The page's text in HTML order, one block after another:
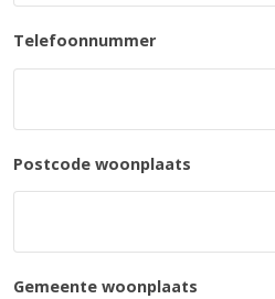
Telefoonnummer
Postcode woonplaats
Gemeente woonplaats